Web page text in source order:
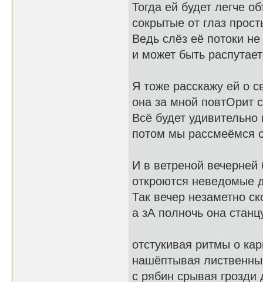
Тогда ей будет легче
сокрытые от глаз
Ведь слёз её потоки
и может быть
Я тоже расскажу ей о
она за мной повтОрит
Всё будет удивительно
потом мы рассмеёмся
И в ветреной вечерней
откроются неведомые
Так вечер незаметно
а зА полночь она
отстукивая ритмы о
нашёптывая
с рябин срывая грозди